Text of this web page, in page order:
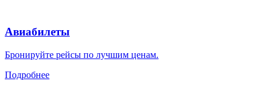
Авиабилеты
Бронируйте рейсы по лучшим ценам.
Подробнее